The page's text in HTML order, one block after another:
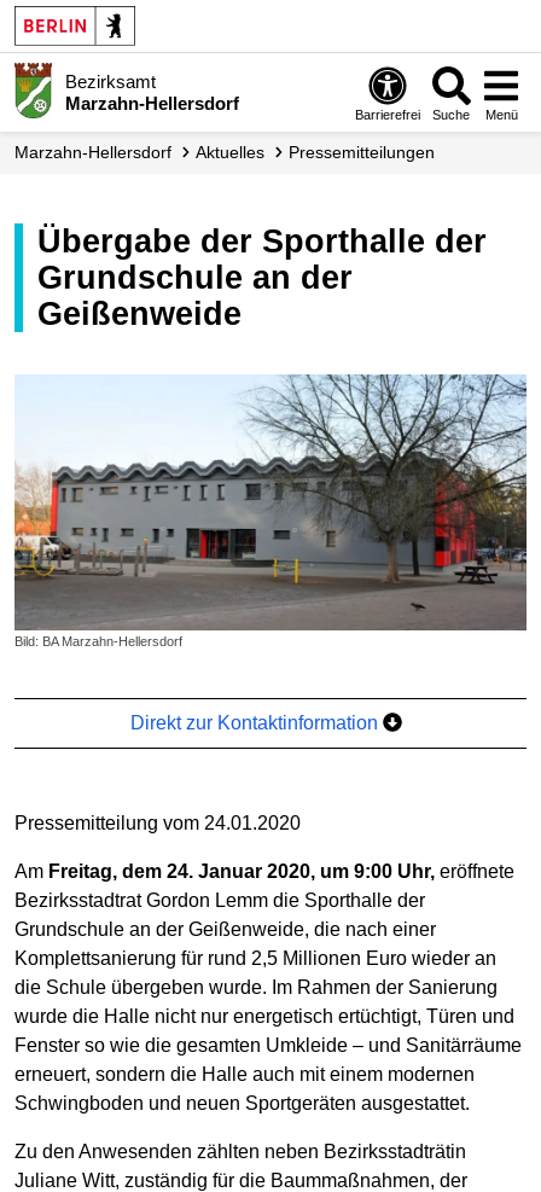
Bezirksamt
Marzahn-Hellersdorf
Barrierefrei Suche Menü
Marzahn-Hellersdorf Aktuelles Presse­mitteilungen
Übergabe der Sporthalle der
Grundschule an der
Geißenweide
Bild: BA Marzahn-Hellersdorf
Direkt zur Kontaktinformation
Pressemitteilung vom 24.01.2020
Am Freitag, dem 24. Januar 2020, um 9:00 Uhr, eröffnete
Bezirksstadtrat Gordon Lemm die Sporthalle der
Grundschule an der Geißenweide, die nach einer
Komplettsanierung für rund 2,5 Millionen Euro wieder an
die Schule übergeben wurde. Im Rahmen der Sanierung
wurde die Halle nicht nur energetisch ertüchtigt, Türen und
Fenster so wie die gesamten Umkleide – und Sanitärräume
erneuert, sondern die Halle auch mit einem modernen
Schwingboden und neuen Sportgeräten ausgestattet.
Zu den Anwesenden zählten neben Bezirksstadträtin
Juliane Witt, zuständig für die Baummaßnahmen, der